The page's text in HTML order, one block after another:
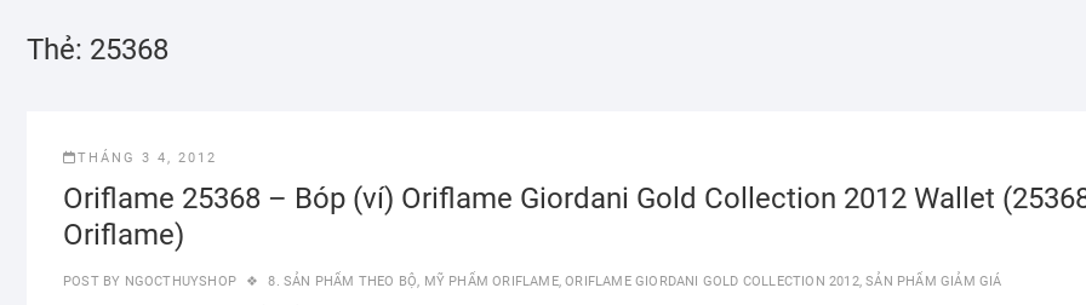
Thẻ: 25368
THÁNG 3 4, 2012
Oriflame 25368 – Bóp (ví) Oriflame Giordani Gold Collection 2012 Wallet
Oriflame)
POST BY NGOCTHUYSHOP 8. SẢN PHẨM THEO BỘ, MỸ PHẨM ORIFLAME,ORIFLAME GIORDANI GOLD COLLECTION 2012,SẢN PHẨM GIẢM GIÁ